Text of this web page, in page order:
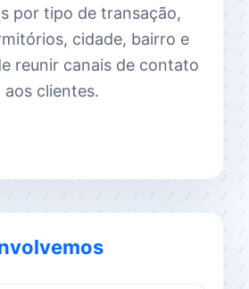
por tipo de transação,
cidade, bairro e
reunir canais de contato
clientes.